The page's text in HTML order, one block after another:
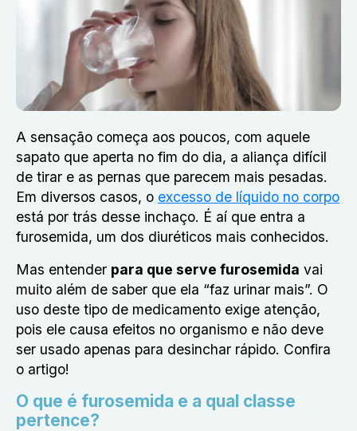
A sensação começa aos poucos, com aquele
sapato que aperta no fim do dia, a aliança difícil
de tirar e as pernas que parecem mais pesadas.
Em diversos casos, o excesso de líquido no corpo
está por trás desse inchaço. É aí que entra a
furosemida, um dos diuréticos mais conhecidos.
Mas entender para que serve furosemida vai
muito além de saber que ela “faz urinar mais”. O
uso deste tipo de medicamento exige atenção,
pois ele causa efeitos no organismo e não deve
ser usado apenas para desinchar rápido. Confira
o artigo!
O que é furosemida e a qual classe
pertence?